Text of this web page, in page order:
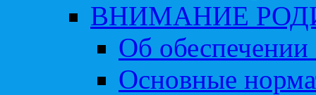
ВНИМАНИЕ
Об обеспечении
Основные